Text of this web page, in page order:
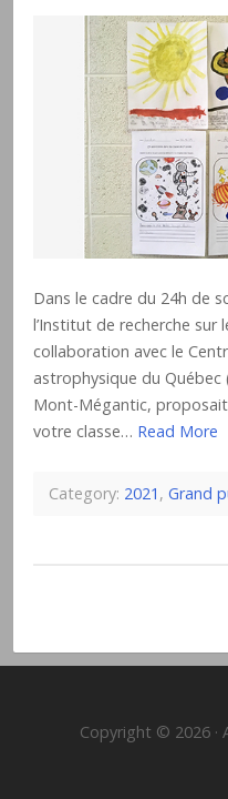
Dans le cadre du 24h de
l’Institut de recherche sur
collaboration avec le
astrophysique du Québec
Mont-Mégantic,
votre classe… Read More
Category: 2021 , Grand
Copyright © 2026 ·